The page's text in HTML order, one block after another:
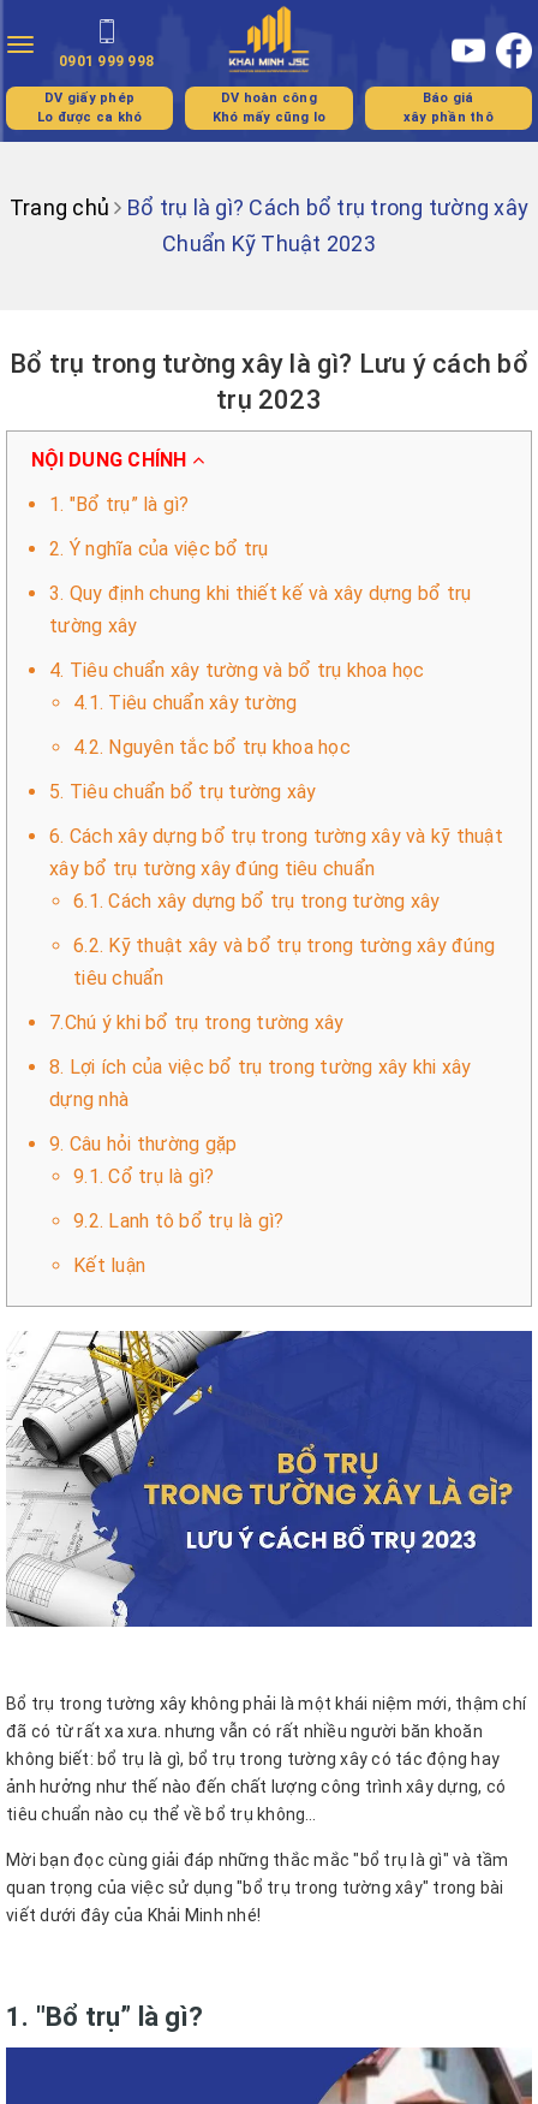
Toggle
navigation
0901 999 998
DV giấy phép
Lo được ca khó
DV hoàn công
Khó mấy cũng lo
Báo giá
xây phần thô
Trang chủ
Bổ trụ là gì? Cách bổ trụ trong tường xây
Chuẩn Kỹ Thuật 2023
Bổ trụ trong tường xây là gì? Lưu ý cách bổ
trụ 2023
NỘI DUNG CHÍNH
1. "Bổ trụ” là gì?
2. Ý nghĩa của việc bổ trụ
3. Quy định chung khi thiết kế và xây dựng bổ trụ
tường xây
4. Tiêu chuẩn xây tường và bổ trụ khoa học
4.1. Tiêu chuẩn xây tường
4.2. Nguyên tắc bổ trụ khoa học
5. Tiêu chuẩn bổ trụ tường xây
6. Cách xây dựng bổ trụ trong tường xây và kỹ thuật
xây bổ trụ tường xây đúng tiêu chuẩn
6.1. Cách xây dựng bổ trụ trong tường xây
6.2. Kỹ thuật xây và bổ trụ trong tường xây đúng
tiêu chuẩn
7.Chú ý khi bổ trụ trong tường xây
8. Lợi ích của việc bổ trụ trong tường xây khi xây
dựng nhà
9. Câu hỏi thường gặp
9.1. Cổ trụ là gì?
9.2. Lanh tô bổ trụ là gì?
Kết luận
Bổ trụ trong tường xây không phải là một khái niệm mới, thậm chí
đã có từ rất xa xưa. nhưng vẫn có rất nhiều người băn khoăn
không biết: bổ trụ là gì, bổ trụ trong tường xây có tác động hay
ảnh hưởng như thế nào đến chất lượng công trình xây dựng, có
tiêu chuẩn nào cụ thể về bổ trụ không…
Mời bạn đọc cùng giải đáp những thắc mắc "bổ trụ là gì" và tầm
quan trọng của việc sử dụng "bổ trụ trong tường xây" trong bài
viết dưới đây của Khải Minh nhé!
1. "Bổ trụ” là gì?